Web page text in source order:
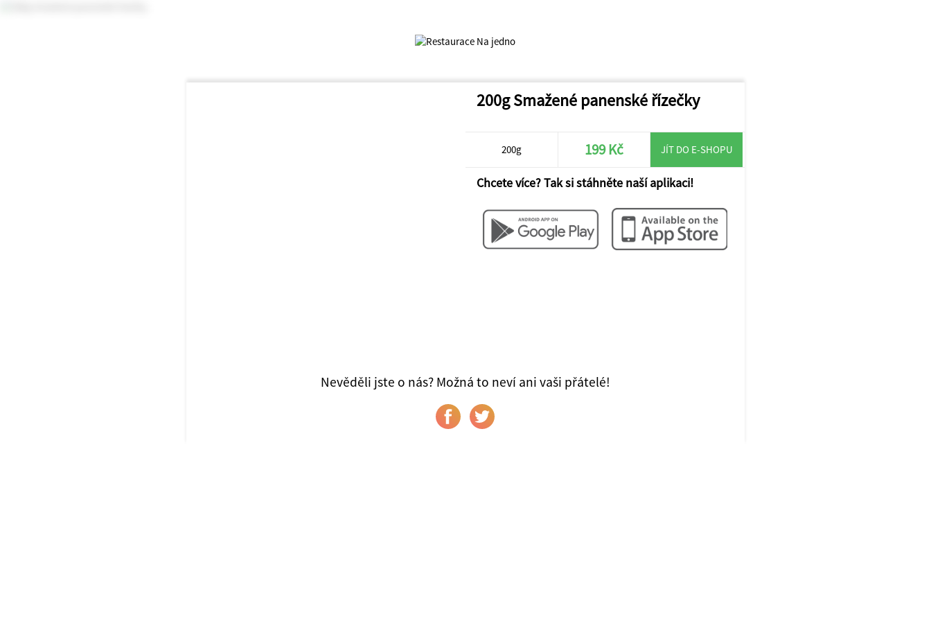
200g Smažené panenské řízečky
200g 199 Kč JÍT DO E-SHOPU
Chcete více? Tak si stáhněte naší aplikaci!
Nevěděli jste o nás? Možná to neví ani vaši přátelé!